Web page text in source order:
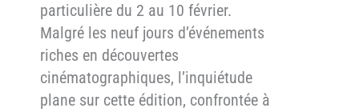
particulière du 2 au 10 février.
Malgré les neuf jours d’événements
riches en découvertes
cinématographiques, l’inquiétude
plane sur cette édition, confrontée à